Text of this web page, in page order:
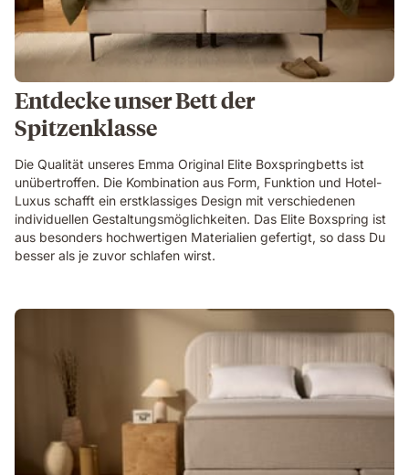
Entdecke unser Bett der
Spitzenklasse
Die Qualität unseres Emma Original Elite Boxspringbetts ist
unübertroffen. Die Kombination aus Form, Funktion und Hotel-
Luxus schafft ein erstklassiges Design mit verschiedenen
individuellen Gestaltungsmöglichkeiten. Das Elite Boxspring ist
aus besonders hochwertigen Materialien gefertigt, so dass Du
besser als je zuvor schlafen wirst.